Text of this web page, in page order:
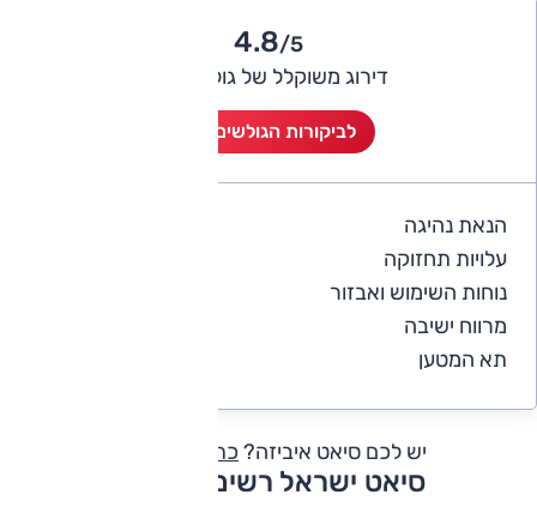
4.8/5
דירוג משוקלל של גולשי אוטו
לביקורות הגולשים (8)
הנאת נהיגה
עלויות תחזוקה
נוחות השימוש ואבזור
מרווח ישיבה
תא המטען
יש לכם סיאט איביזה? כתבו חוות דעת
סיאט ישראל רשימת דגמים